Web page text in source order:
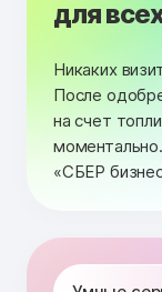
для
Никаких
После
на счет
«СБЕР